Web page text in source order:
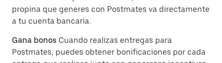
propina que generes con Postmates va directamente
a tu cuenta bancaria.
Gana bonos Cuando realizas entregas para
Postmates, puedes obtener bonificaciones por cada